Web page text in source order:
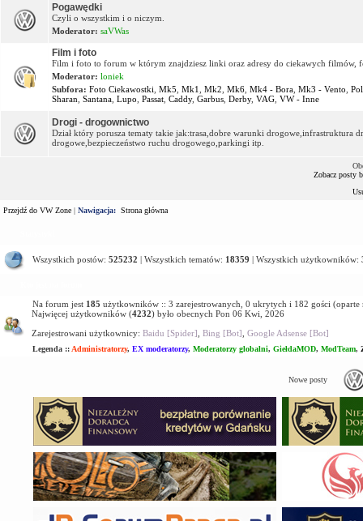
Pogawędki
Czyli o wszystkim i o niczym.
Moderator: saVWas
Film i foto
Film i foto to forum w którym znajdziesz linki oraz adresy do ciekawych filmów,
Moderator: loniek
Subfora: Foto Ciekawostki Mk5 Mk1 Mk2 Mk6 Mk4 - Bora Mk3 - Vento
Sharan Santana Lupo Passat Caddy, Garbus Derby, VAG VW - Inne
Drogi - drogownictwo
Dział który porusza tematy takie jak:trasa,dobre warunki drogowe,infrastruktura
drogowe,bezpieczeństwo ruchu drogowego,parkingi itp.
Zobacz posty
Przejdź do VW Zone | Nawigacja: Strona główna
Wszystkich postów: 525232 | Wszystkich tematów: 18359 | Wszystkich użytkowników:
Na forum jest 185 użytkowników :: 3 zarejestrowanych, 0 ukrytych i 182 gości
Najwięcej użytkowników (4232) było obecnych Pon 06 Kwi, 2026
Zarejestrowani użytkownicy: Baidu [Spider] Bing [Bot] Google Adsense [Bot]
Legenda :: Administratorzy, EX moderatorzy, Moderatorzy globalni, GiełdaMOD, ModTeam,
Nowe posty